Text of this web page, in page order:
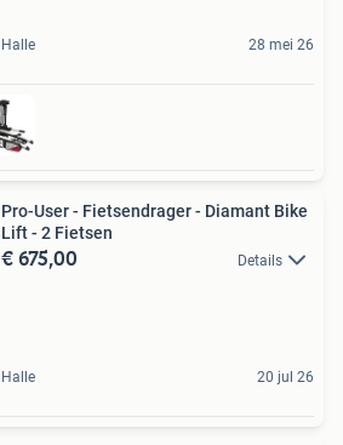
Halle 28 mei 26
Pro-User - Fietsendrager - Diamant Bike
Lift - 2 Fietsen
€ 675,00 Details
Halle 20 jul 26